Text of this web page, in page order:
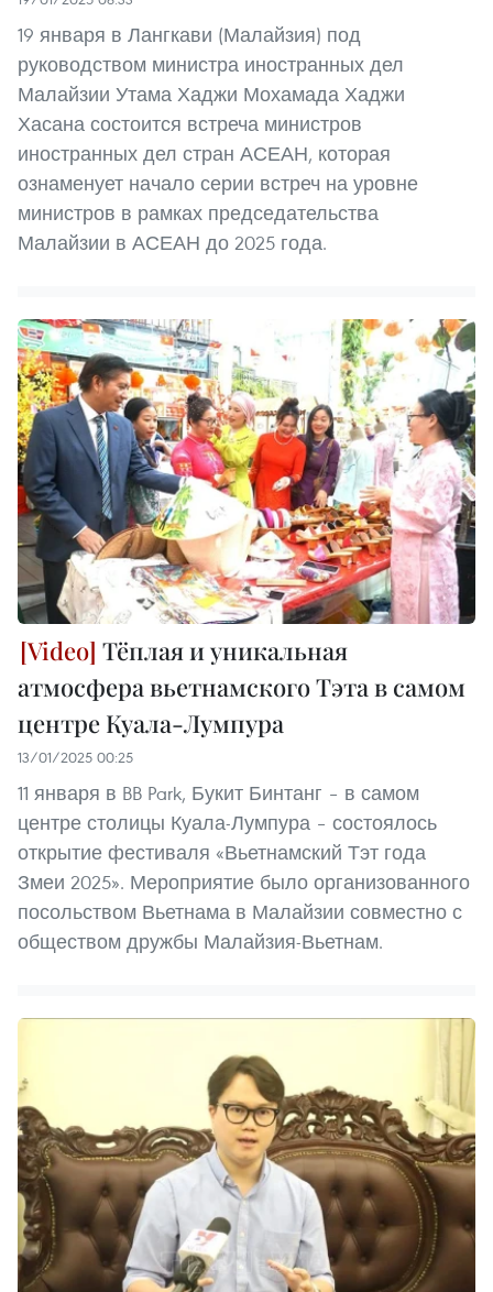
19 января в Лангкави (Малайзия) под
руководством министра иностранных дел
Малайзии Утама Хаджи Мохамада Хаджи
Хасана состоится встреча министров
иностранных дел стран АСЕАН, которая
ознаменует начало серии встреч на уровне
министров в рамках председательства
Малайзии в АСЕАН до 2025 года.
Тёплая и уникальная
атмосфера вьетнамского Тэта в самом
центре Куала-Лумпура
13/01/2025 00:25
11 января в BB Park, Букит Бинтанг – в самом
центре столицы Куала-Лумпура – состоялось
открытие фестиваля «Вьетнамский Тэт года
Змеи 2025». Мероприятие было организованного
посольством Вьетнама в Малайзии совместно с
обществом дружбы Малайзия-Вьетнам.